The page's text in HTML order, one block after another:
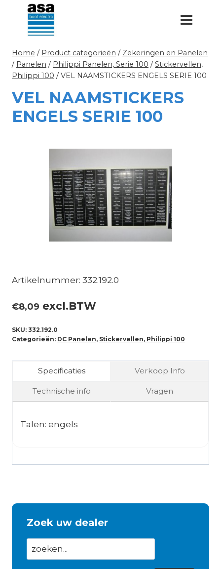
Doorgaan
inhoud
Home / Product categorieën / Zekeringen en Panelen
/ Panelen / Philippi Panelen, Serie 100 / Stickervellen,
Philippi 100 / VEL NAAMSTICKERS ENGELS SERIE 100
VEL NAAMSTICKERS
ENGELS SERIE 100
Artikelnummer: 332.192.0
€8,09 excl.BTW
SKU: 332.192.0
Categorieën: DC Panelen, Stickervellen, Philippi 100
Specificaties Verkoop Info
Technische info Vragen
Talen: engels
Zoek uw dealer